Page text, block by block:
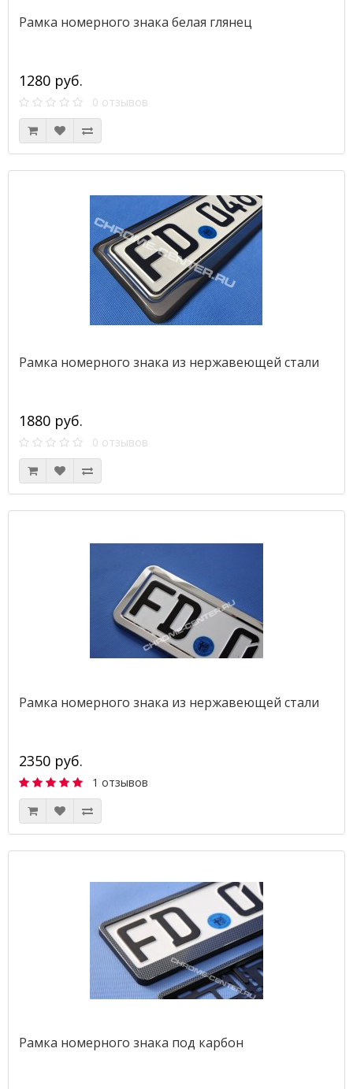
Рамка номерного знака белая глянец
1280 руб.
0 отзывов
Рамка номерного знака из нержавеющей стали
1880 руб.
0 отзывов
Рамка номерного знака из нержавеющей стали
2350 руб.
1 отзывов
Рамка номерного знака под карбон